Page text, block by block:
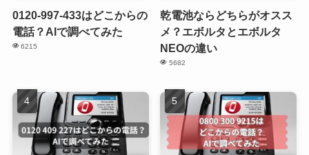
0120-997-433はどこからの
電話？AIで調べてみた
6215
乾電池ならどちらがオスス
メ？エボルタとエボルタ
NEOの違い
5682